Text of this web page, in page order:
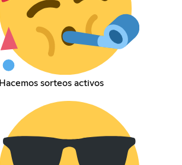
Hacemos sorteos activos